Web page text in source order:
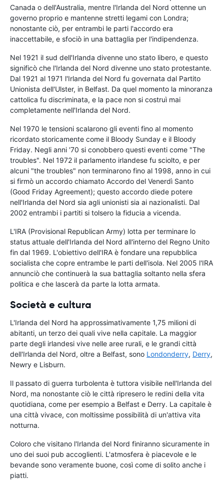
Canada o dell'Australia, mentre l'Irlanda del Nord ottenne un
governo proprio e mantenne stretti legami con Londra;
nonostante ciò, per entrambi le parti l'accordo era
inaccettabile, e sfociò in una battaglia per l'indipendenza.
Nel 1921 il sud dell'Irlanda divenne uno stato libero, e questo
significò che l'Irlanda del Nord divenne uno stato protestante.
Dal 1921 al 1971 l'Irlanda del Nord fu governata dal Partito
Unionista dell'Ulster, in Belfast. Da quel momento la minoranza
cattolica fu discriminata, e la pace non si costruì mai
completamente nell'Irlanda del Nord.
Nel 1970 le tensioni scalarono gli eventi fino al momento
ricordato storicamente come il Bloody Sunday e il Bloody
Friday. Negli anni '70 si conobbero questi eventi come "The
troubles". Nel 1972 il parlamento irlandese fu sciolto, e per
alcuni "the troubles" non terminarono fino al 1998, anno in cui
si firmò un accordo chiamato Accordo del Venerdì Santo
(Good Friday Agreement); questo accordo diede potere
nell'Irlanda del Nord sia agli unionisti sia ai nazionalisti. Dal
2002 entrambi i partiti si tolsero la fiducia a vicenda.
L'IRA (Provisional Republican Army) lotta per terminare lo
status attuale dell'Irlanda del Nord all'interno del Regno Unito
fin dal 1969. L'obiettivo dell'IRA è fondare una repubblica
socialista che copre entrambe le parti dell'isola. Nel 2005 l'IRA
annunciò che continuerà la sua battaglia soltanto nella sfera
politica e che lascerà da parte la lotta armata.
Società e cultura
L'Irlanda del Nord ha approssimativamente 1,75 milioni di
abitanti, un terzo dei quali vive nella capitale. La maggior
parte degli irlandesi vive nelle aree rurali, e le grandi città
dell'Irlanda del Nord, oltre a Belfast, sono Londonderry, Derry,
Newry e Lisburn.
Il passato di guerra turbolenta è tuttora visibile nell'Irlanda del
Nord, ma nonostante ciò le città ripresero le redini della vita
quotidiana, come per esempio a Belfast e Derry. La capitale è
una città vivace, con moltissime possibilità di un'attiva vita
notturna.
Coloro che visitano l'Irlanda del Nord finiranno sicuramente in
uno dei suoi pub accoglienti. L'atmosfera è piacevole e le
bevande sono veramente buone, così come di solito anche i
piatti.